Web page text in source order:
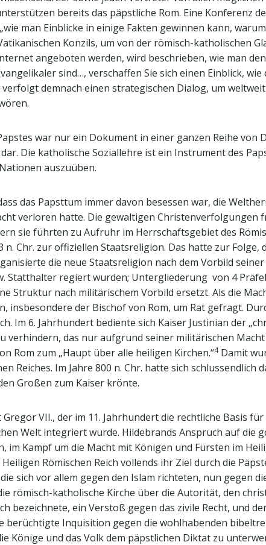
bereits das päpstliche Rom. Eine Konferenz
man Einblicke in einige Fakten gewinnen kann,
Konzils, um von der römisch-katholischen
angeboten werden, wird beschrieben, wie man
sind…, verschaffen Sie sich einen Einblick,
verfolgt demnach einen strategischen Dialog, um
war nur ein Dokument in einer ganzen Reihe
Die katholische Soziallehre ist ein Instrument des
auszuüben.
das Papsttum immer davon besessen war, die
verloren hatte. Die gewaltigen
sie führten zu Aufruhr im Herrschaftsgebiet des
n. Chr. zur offiziellen Staatsreligion. Das hatte zur
die neue Staatsreligion nach dem Vorbild
Statthalter regiert wurden; Untergliederung von 4
Struktur nach militärischem Vorbild ersetzt. Als die
insbesondere der Bischof von Rom, um Rat gefragt.
Im 6. Jahrhundert bediente sich Kaiser Justinian der
verhindern, das nur aufgrund seiner militärischen
Rom zum „Haupt über alle heiligen Kirchen.“4Damit
Reiches. Im Jahre 800 n. Chr. hatte sich
Großen zum Kaiser krönte.
VII., der im 11. Jahrhundert die rechtliche Basis
Welt integriert wurde. Hildebrands Anspruch auf
im Kampf um die Macht mit Königen und Fürsten im
Römischen Reich vollends ihr Ziel durch die
sich vor allem gegen den Islam richteten, nun gegen
römisch-katholische Kirche über die Autorität, den
bezeichnete, ein Verstoß gegen das zivile Recht, und
berüchtigte Inquisition gegen die wohlhabenden
Könige und das Volk dem päpstlichen Diktat zu